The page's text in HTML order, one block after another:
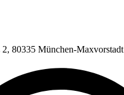
80335 München-Maxvorstadt